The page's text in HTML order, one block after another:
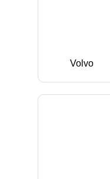
Volvo